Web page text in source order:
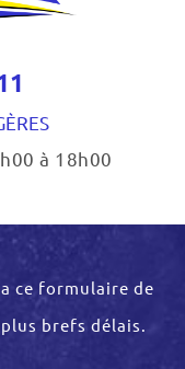
à 18h00
ce formulaire de
brefs délais.